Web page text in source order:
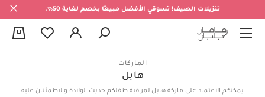
تنزيلات الصيف! تسوقي الأفضل مبيعًا بخصم لغاية 50%.
الماركات
هابل
يمكنكم الاعتماد على ماركة هابل لمراقبة طفلكم حديث الولادة والاطمئنان عليه